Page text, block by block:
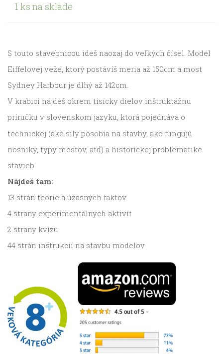
1 ks na sklade
S touto stavebnicou ideš naozaj do veľkých čísel. Model
Eiffelovej veže, ktorý postávíš meria až 150cm a most
Sydney Harbour je dlhý až 142cm.
V krabici nájdeš okrem tisícky dielov inštruktážnu
príručku v slovenskom jazyku, ktorá pojednáva o
technickej (aké sily pôsobia na stavby, ako fungujú
nosníky, typy mostov, atď) a historickej problematike
stavieb.
Nájdeš tam:
13 strán teórie a úžasných faktov
4 strany experimentálnych aktivít
2 strany kvízu
44 strán inštrukcií na stavbu modelov